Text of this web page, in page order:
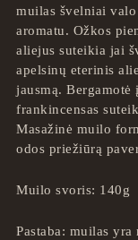
muilas švelniai
aromatu. Ožkos
aliejus suteikia jai
apelsinų eterinis
jausmą.
frankincensas
Masažinė muilo
odos priežiūrą
Muilo svoris: 140g
Pastaba: muilas